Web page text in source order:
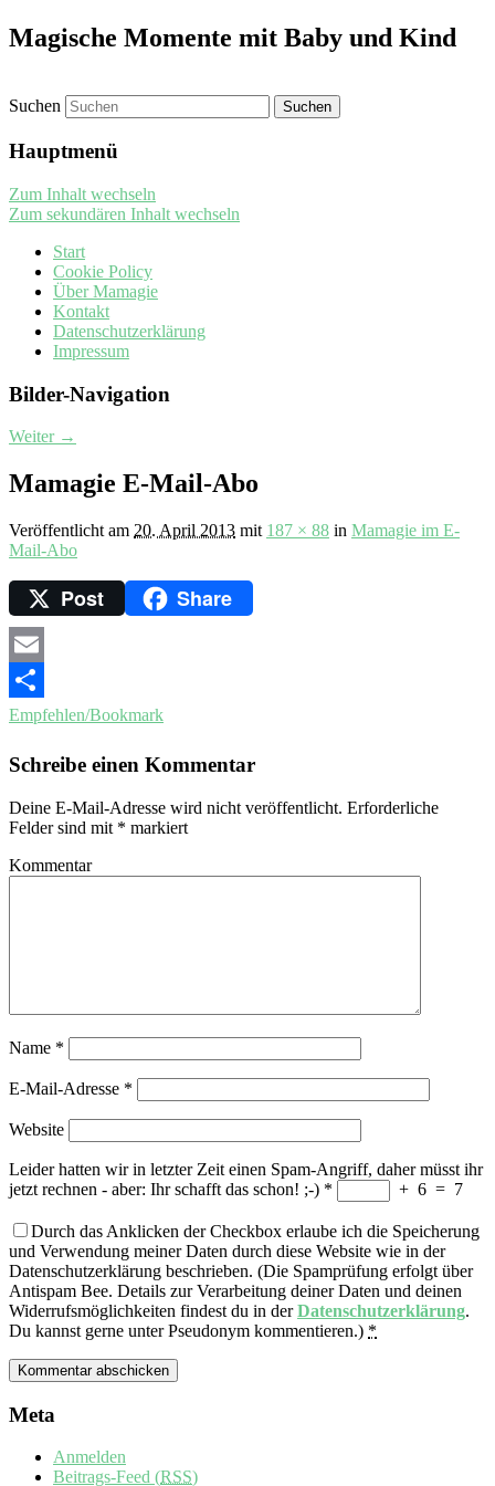
Magische Momente mit Baby und Kind
Suchen
Hauptmenü
Zum Inhalt wechseln
Zum sekundären Inhalt wechseln
Start
Cookie Policy
Über Mamagie
Kontakt
Datenschutzerklärung
Impressum
Bilder-Navigation
Weiter →
Mamagie E-Mail-Abo
Veröffentlicht am 20. April 2013 mit 187 × 88 in Mamagie im E-
Mail-Abo
Post Share
Email
Empfehlen/Bookmark
Schreibe einen Kommentar
Deine E-Mail-Adresse wird nicht veröffentlicht. Erforderliche
Felder sind mit * markiert
Kommentar
Name *
E-Mail-Adresse *
Website
Leider hatten wir in letzter Zeit einen Spam-Angriff, daher müsst ihr
jetzt rechnen - aber: Ihr schafft das schon! ;-) * + 6 = 7
Durch das Anklicken der Checkbox erlaube ich die Speicherung
und Verwendung meiner Daten durch diese Website wie in der
Datenschutzerklärung beschrieben. (Die Spamprüfung erfolgt über
Antispam Bee. Details zur Verarbeitung deiner Daten und deinen
Widerrufsmöglichkeiten findest du in derDatenschutzerklärung.
Du kannst gerne unter Pseudonym kommentieren.) *
Meta
Anmelden
Beitrags-Feed (RSS)